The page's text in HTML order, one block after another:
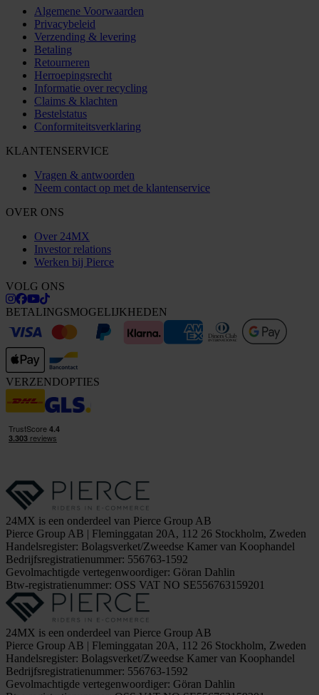
Algemene Voorwaarden
Privacybeleid
Verzending & levering
Betaling
Retourneren
Herroepingsrecht
Informatie over recycling
Claims & klachten
Bestelstatus
Conformiteitsverklaring
KLANTENSERVICE
Vragen & antwoorden
Neem contact op met de klantenservice
OVER ONS
Over 24MX
Investor relations
Werken bij Pierce
VOLG ONS
BETALINGSMOGELIJKHEDEN
VERZENDOPTIES
24MX is een onderdeel van Pierce Group AB
Pierce Group AB | Fleminggatan 20A, 112 26 Stockholm, Zweden
Handelsregister: Bolagsverket/Zweedse Kamer van Koophandel
Bedrijfsregistratienummer: 556763-1592
Gevolmachtigde vertegenwoordiger: Göran Dahlin
Btw-registratienummer: OSS VAT NO SE556763159201
24MX is een onderdeel van Pierce Group AB
Pierce Group AB | Fleminggatan 20A, 112 26 Stockholm, Zweden
Handelsregister: Bolagsverket/Zweedse Kamer van Koophandel
Bedrijfsregistratienummer: 556763-1592
Gevolmachtigde vertegenwoordiger: Göran Dahlin